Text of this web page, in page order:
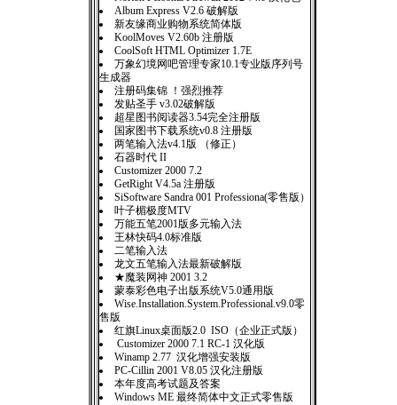
Album Express V2.6 破解版
新友缘商业购物系统简体版
KoolMoves V2.60b 注册版
CoolSoft HTML Optimizer 1.7E
万象幻境网吧管理专家10.1专业版序列号
生成器
注册码集锦 ！强烈推荐
发贴圣手 v3.02破解版
超星图书阅读器3.54完全注册版
国家图书下载系统v0.8 注册版
两笔输入法v4.1版 （修正）
石器时代 II
Customizer 2000 7.2
GetRight V4.5a 注册版
SiSoftware Sandra 001 Professiona(零售版）
叶子楣极度MTV
万能五笔2001版多元输入法
王林快码4.0标准版
二笔输入法
龙文五笔输入法最新破解版
★魔装网神 2001 3.2
蒙泰彩色电子出版系统V5.0通用版
Wise.Installation.System.Professional.v9.0零
售版
红旗Linux桌面版2.0 ISO（企业正式版）
Customizer 2000 7.1 RC-1 汉化版
Winamp 2.77 汉化增强安装版
PC-Cillin 2001 V8.05 汉化注册版
本年度高考试题及答案
Windows ME 最终简体中文正式零售版